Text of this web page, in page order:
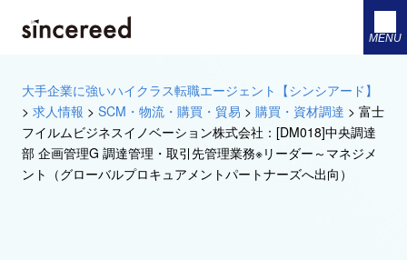
MENU
大手企業に強いハイクラス転職エージェント【シンシアード】
> 求人情報 > SCM・物流・購買・貿易 > 購買・資材調達 > 富士
フイルムビジネスイノベーション株式会社：[DM018]中央調達
部 企画管理G 調達管理・取引先管理業務※リーダー～マネジメ
ント（グローバルプロキュアメントパートナーズへ出向）